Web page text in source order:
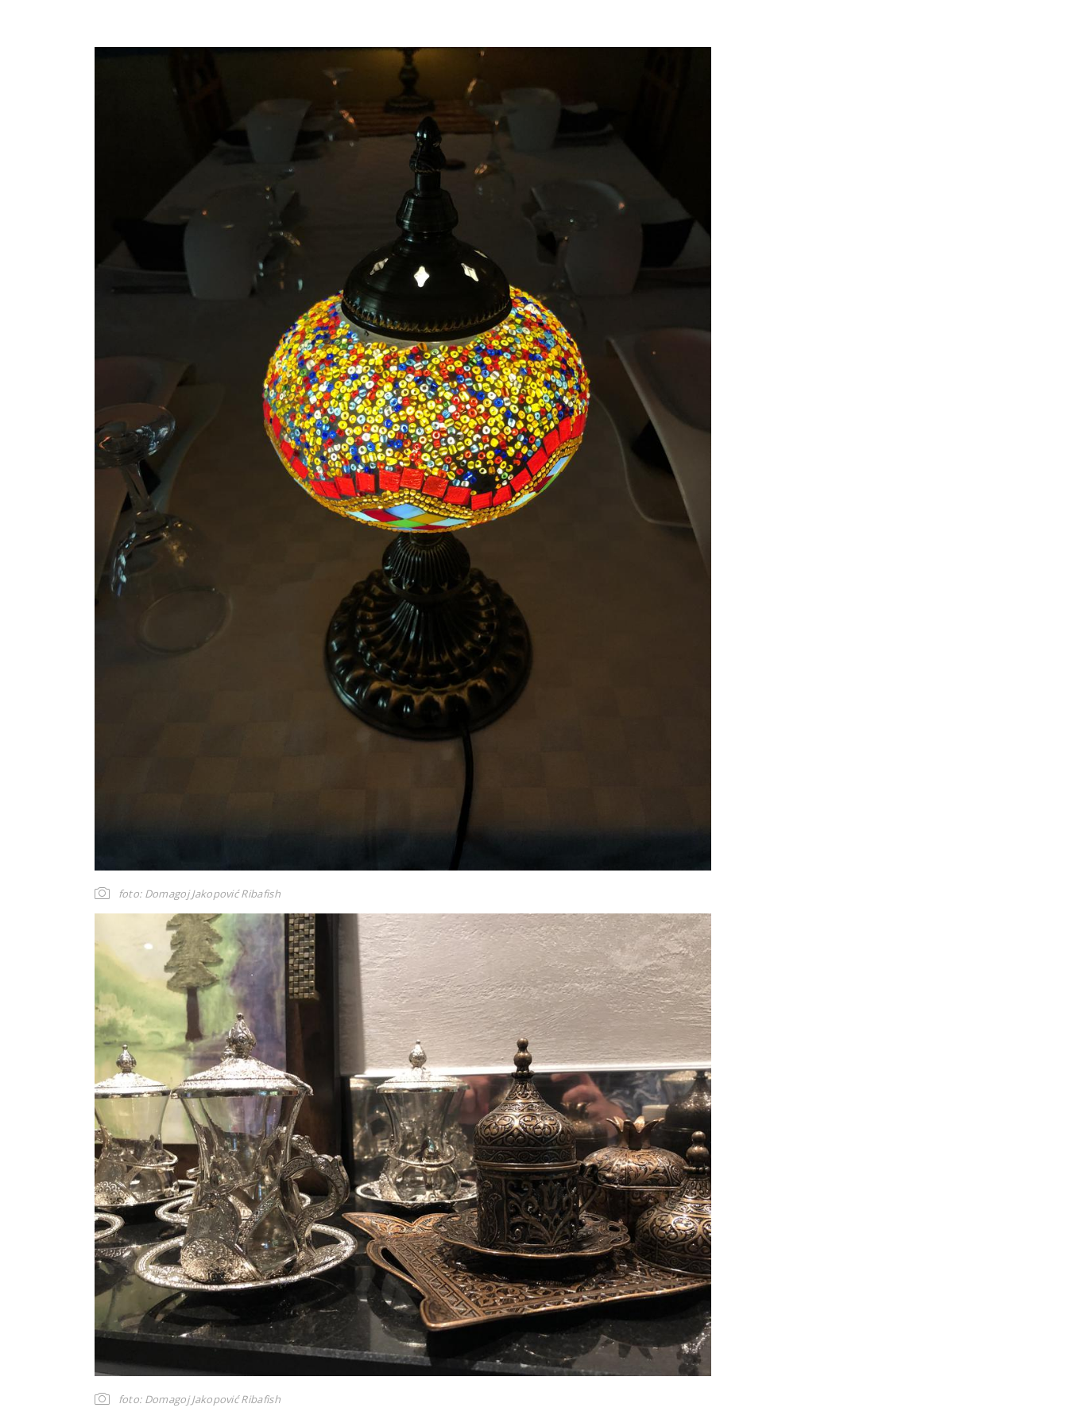
foto: Domagoj Jakopović Ribafish
foto: Domagoj Jakopović Ribafish